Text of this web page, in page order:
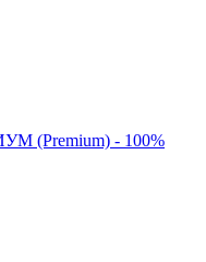
(Premium) - 100%